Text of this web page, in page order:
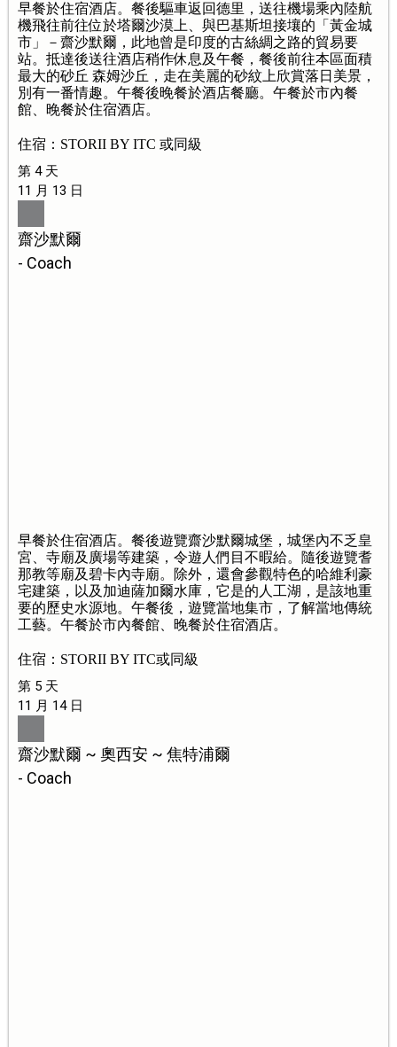
早餐於住宿酒店。餐後驅車返回德里，送往機場乘內陸航
機飛往前往位於塔爾沙漠上、與巴基斯坦接壤的「黃金城
市」－齋沙默爾，此地曾是印度的古絲綢之路的貿易要
站。抵達後送往酒店稍作休息及午餐，餐後前往本區面積
最大的砂丘 森姆沙丘，走在美麗的砂紋上欣賞落日美景，
別有一番情趣。午餐後晚餐於酒店餐廳。午餐於市內餐
館、晚餐於住宿酒店。
住宿：STORII BY ITC 或同級
第 4 天
11 月 13 日
齋沙默爾
- Coach
早餐於住宿酒店。餐後遊覽齋沙默爾城堡，城堡內不乏皇
宮、寺廟及廣場等建築，令遊人們目不暇給。隨後遊覽耆
那教等廟及碧卡內寺廟。除外，還會參觀特色的哈維利豪
宅建築，以及加迪薩加爾水庫，它是的人工湖，是該地重
要的歷史水源地。午餐後，遊覽當地集市，了解當地傳統
工藝。午餐於市內餐館、晚餐於住宿酒店。
住宿：STORII BY ITC或同級
第 5 天
11 月 14 日
齋沙默爾 ~ 奧西安 ~ 焦特浦爾
- Coach